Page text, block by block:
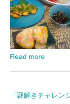
Read more
「謎解きチャレン